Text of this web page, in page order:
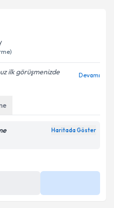
ilk görüşmenizde
Devamı
sunmaktadır.